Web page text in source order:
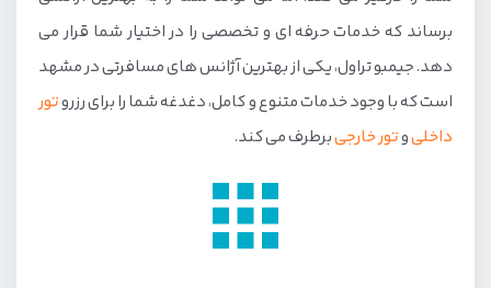
برساند که خدمات حرفه ای و تخصصی را در اختیار شما قرار می
دهد. جیمبو تراول، یکی از بهترین آژانس های مسافرتی در مشهد
است که با وجود خدمات متنوع و کامل، دغدغه شما را برای رزروتور
داخلیوتور خارجیبرطرف می کند.